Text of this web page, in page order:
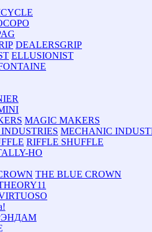
DEALERSGRIP
ELLUSIONIST
MAGIC MAKERS
MECHANIC
RIFFLE SHUFFLE
HO
THE BLUE CROWN